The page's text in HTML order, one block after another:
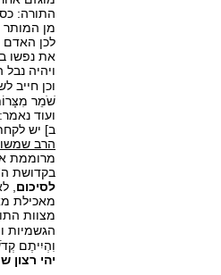
התורה:
מן המותר
לכן האדם
את נפשו
ויהיה
וכן חייב
שֹׁמֵר
ועוד
ב] יש
הרב
מרוממת
בקדושת ה'
לסיכום ,
מאכילת
מצוות
הגשמיות
וִהְיִיתֶם
יהי רצון